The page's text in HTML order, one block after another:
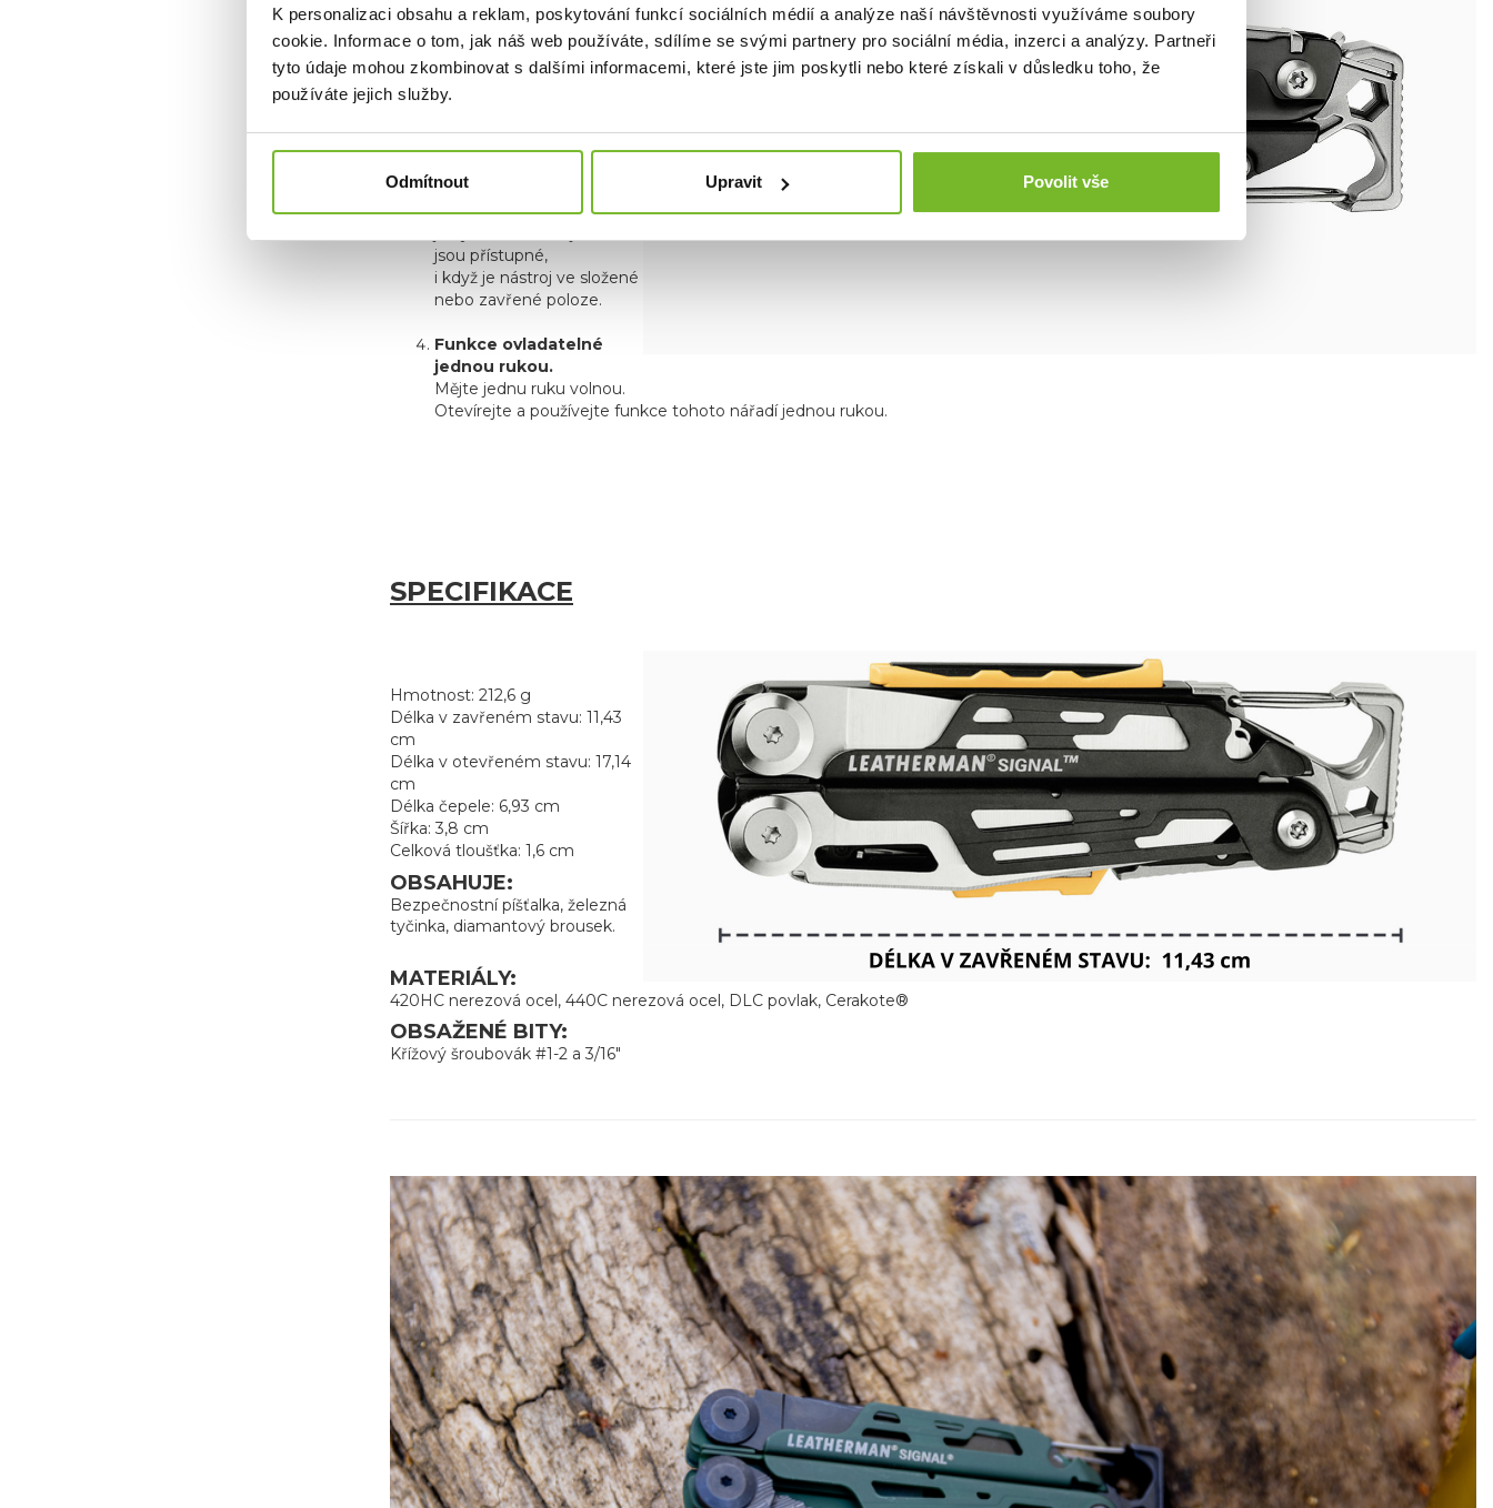
K personalizaci obsahu a reklam, poskytování funkcí sociálních médií a analýze naší návštěvnosti využíváme soubory
cookie. Informace o tom, jak náš web používáte, sdílíme se svými partnery pro sociální média, inzerci a analýzy. Partneři
tyto údaje mohou zkombinovat s dalšími informacemi, které jste jim poskytli nebo které získali v důsledku toho, že
používáte jejich služby.
Odmítnout Upravit Povolit vše
efektivně.
Odnímatelný kapesní
klip.
Tento kapesní klip můžete
zvenčí.
Tento multifunkční nástroj
jsou přístupné,
i když je nástroj ve složené
nebo zavřené poloze.
Funkce ovladatelné
jednou rukou.
Mějte jednu ruku volnou.
Otevírejte a používejte funkce tohoto nářadí jednou rukou.
SPECIFIKACE
Hmotnost: 212,6 g
Délka v zavřeném stavu: 11,43
cm
Délka v otevřeném stavu: 17,14
cm
Délka čepele: 6,93 cm
Šířka: 3,8 cm
Celková tloušťka: 1,6 cm
OBSAHUJE:
Bezpečnostní píšťalka, železná
tyčinka, diamantový brousek.
MATERIÁLY:
420HC nerezová ocel, 440C nerezová ocel, DLC povlak, Cerakote®
OBSAŽENÉ BITY:
Křížový šroubovák #1-2 a 3/16"